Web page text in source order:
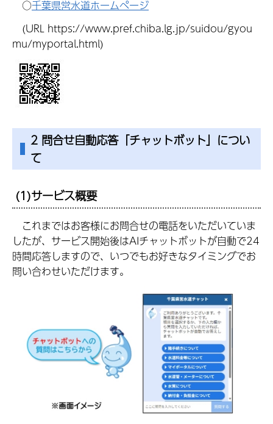
○千葉県営水道ホームページ
(URL https://www.pref.chiba.lg.jp/suidou/gyou
mu/myportal.html)
2 問合せ自動応答「チャットボット」につい
て
(1)サービス概要
これまではお客様にお問合せの電話をいただいていま
したが、サービス開始後はAIチャットボットが自動で24
時間応答しますので、いつでもお好きなタイミングでお
問い合わせいただけます。